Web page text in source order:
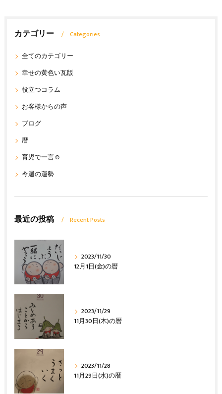
カテゴリー Categories
全てのカテゴリー
幸せの黄色い瓦版
役立つコラム
お客様からの声
ブログ
暦
育児で一言☺
今週の運勢
最近の投稿 Recent Posts
2023/11/30
12月1日(金)の暦
2023/11/29
11月30日(木)の暦
2023/11/28
11月29日(水)の暦